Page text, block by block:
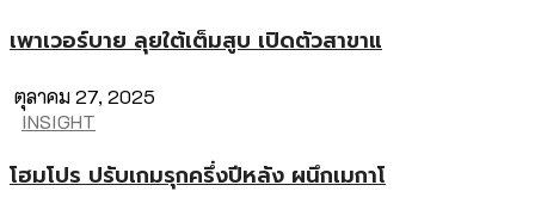
เพาเวอร์บาย ลุยใต้เต็มสูบ เปิดตัวสาขาแ
ตุลาคม 27, 2025
INSIGHT
โฮมโปร ปรับเกมรุกครึ่งปีหลัง ผนึกเมกาโ